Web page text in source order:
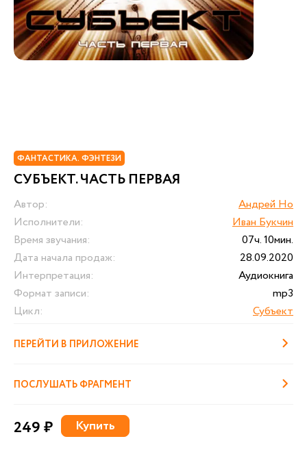
ФАНТАСТИКА. ФЭНТЕЗИ
СУБЪЕКТ. ЧАСТЬ ПЕРВАЯ
Автор:
Андрей Но
Исполнители:
Иван Букчин
Время звучания:
07ч. 10мин.
Дата начала продаж:
28.09.2020
Интерпретация:
Аудиокнига
Формат записи:
mp3
Цикл:
Субъект
ПЕРЕЙТИ В ПРИЛОЖЕНИЕ
ПОСЛУШАТЬ ФРАГМЕНТ
249 ₽ Купить